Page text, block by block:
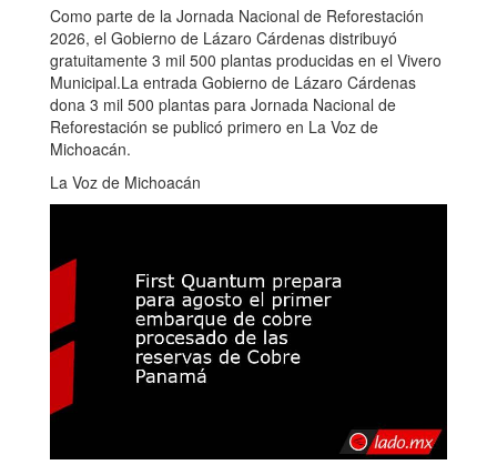
Como parte de la Jornada Nacional de Reforestación
2026, el Gobierno de Lázaro Cárdenas distribuyó
gratuitamente 3 mil 500 plantas producidas en el Vivero
Municipal.La entrada Gobierno de Lázaro Cárdenas
dona 3 mil 500 plantas para Jornada Nacional de
Reforestación se publicó primero en La Voz de
Michoacán.
La Voz de Michoacán